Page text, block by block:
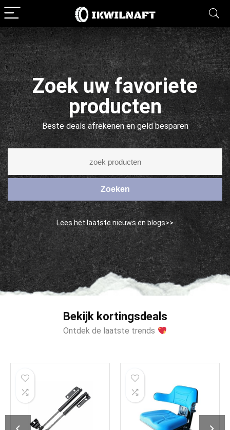
Zoek uw favoriete
producten
Beste deals afrekenen en geld besparen
Zoeken
Lees het laatste nieuws en blogs>>
Bekijk kortingsdeals
Ontdek de laatste trends